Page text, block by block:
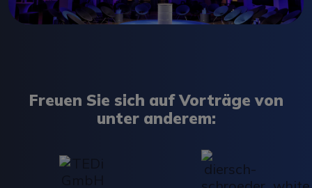
Freuen Sie sich auf Vorträge von
unter anderem: